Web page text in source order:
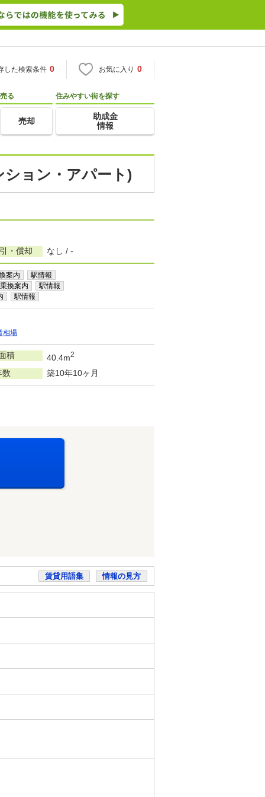
した検索条件 0 お気に入り 0
売る
売却
住みやすい街を探す
助成金
情報
ョン・アパート)
・償却 なし / -
案内 駅情報
乗換案内 駅情報
駅情報
相場
積 40.4m2
数 築10年10ヶ月
賃貸用語集 情報の見方